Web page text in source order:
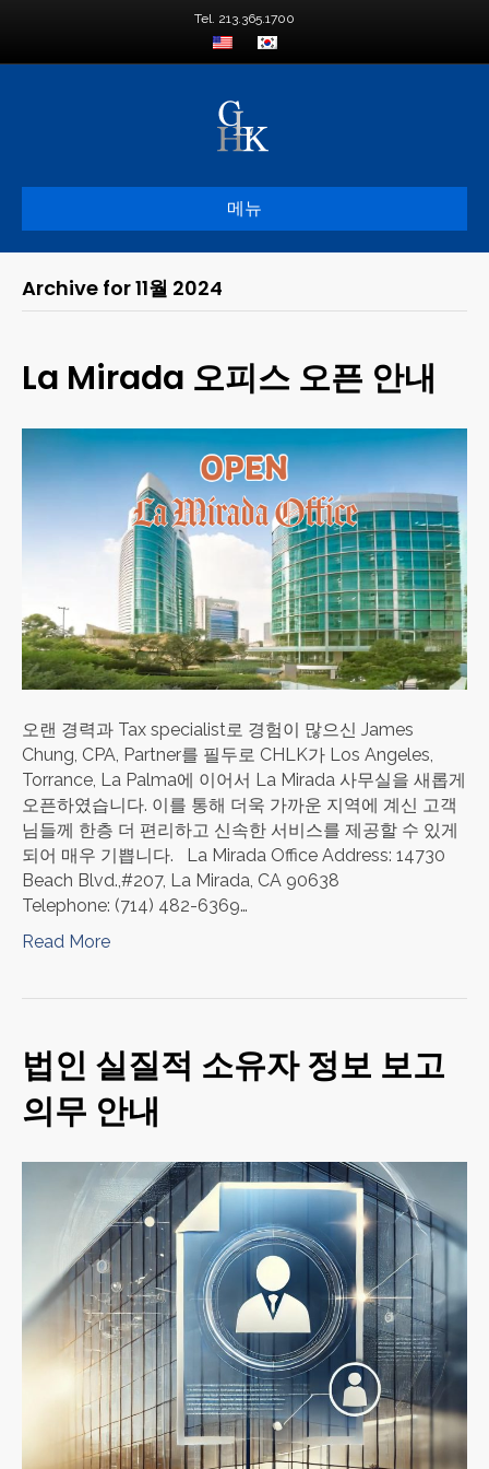
Tel. 213.365.1700
메뉴
Archive for 11월 2024
La Mirada 오피스 오픈 안내
오랜 경력과 Tax specialist로 경험이 많으신 James
Chung, CPA, Partner를 필두로 CHLK가 Los Angeles,
Torrance, La Palma에 이어서 La Mirada 사무실을 새롭게
오픈하였습니다. 이를 통해 더욱 가까운 지역에 계신 고객
님들께 한층 더 편리하고 신속한 서비스를 제공할 수 있게
되어 매우 기쁩니다. La Mirada Office Address: 14730
Beach Blvd.,#207, La Mirada, CA 90638
Telephone: (714) 482-6369…
Read More
법인 실질적 소유자 정보 보고
의무 안내